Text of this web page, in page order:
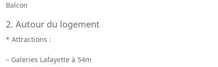
Balcon
2. Autour du logement
* Attractions :
– Galeries Lafayette à 54m